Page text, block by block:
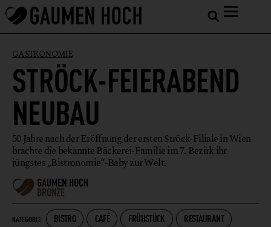
GASTRONOMIE
STRÖCK-FEIERABEND
NEUBAU
50 Jahre nach der Eröffnung der ersten Ströck-Filiale in Wien
brachte die bekannte Bäckerei-Familie im 7. Bezirk ihr
jüngstes „Bistronomie“-Baby zur Welt.
KATEGORIE BISTRO CAFÉ FRÜHSTÜCK RESTAURANT